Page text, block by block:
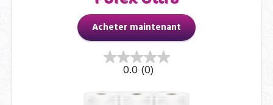
Acheter maintenant
0.0 (0)